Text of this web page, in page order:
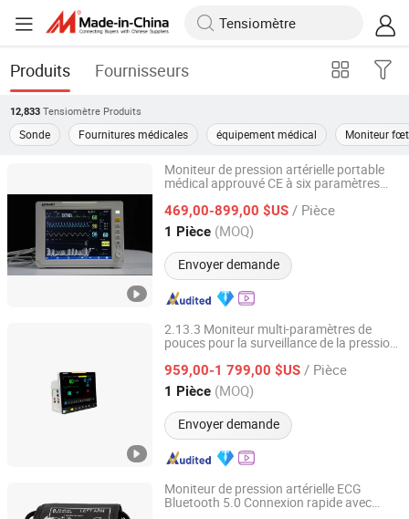
Produits Fournisseurs
12,833 Tensiomètre Produits
Sonde Fournitures médicales équipement médical Moniteur
Moniteur de pression artérielle portable
médical approuvé CE à six paramètres
469,00-899,00 $US / Pièce
1 Pièce (MOQ)
Envoyer demande
Jiangsu, China Depuis 2023
2.13.3 Moniteur multi-paramètres de
pouces pour la surveillance de la pression
959,00-1 799,00 $US / Pièce
1 Pièce (MOQ)
Envoyer demande
Jiangsu, China Depuis 2023
Moniteur de pression artérielle ECG
Bluetooth 5.0 Connexion rapide avec
Ningbo Pinmed Instruments Co., Ltd.